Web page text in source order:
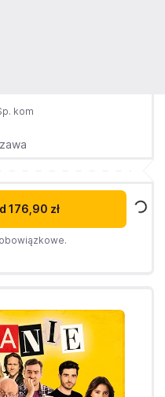
kom
176,90 zł